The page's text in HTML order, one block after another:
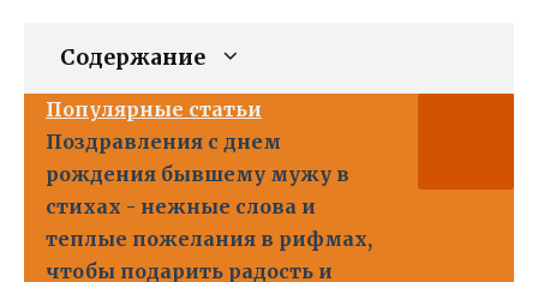
Содержание
Популярные статьи
Поздравления с днем
рождения бывшему мужу в
стихах - нежные слова и
теплые пожелания в рифмах,
чтобы подарить радость и